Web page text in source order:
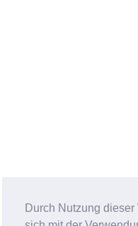
Durch Nutzung